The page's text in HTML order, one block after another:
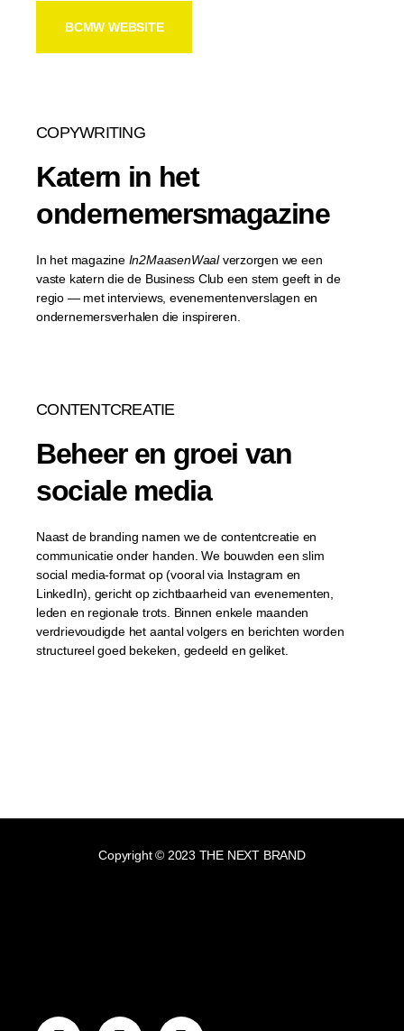
BCMW WEBSITE
COPYWRITING
Katern in het
ondernemersmagazine
In het magazine In2MaasenWaalverzorgen we een
vaste katern die de Business Club een stem geeft in de
regio — met interviews, evenementenverslagen en
ondernemersverhalen die inspireren.
CONTENTCREATIE
Beheer en groei van
sociale media
Naast de branding namen we de contentcreatie en
communicatie onder handen. We bouwden een slim
social media-format op (vooral via Instagram en
LinkedIn), gericht op zichtbaarheid van evenementen,
leden en regionale trots. Binnen enkele maanden
verdrievoudigde het aantal volgers en berichten worden
structureel goed bekeken, gedeeld en geliket.
Copyright © 2023 THE NEXT BRAND